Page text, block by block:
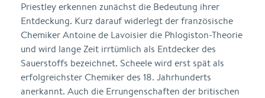
Priestley erkennen zunächst die Bedeutung ihrer
Entdeckung. Kurz darauf widerlegt der französische
Chemiker Antoine de Lavoisier die Phlogiston-Theorie
und wird lange Zeit irrtümlich als Entdecker des
Sauerstoffs bezeichnet. Scheele wird erst spät als
erfolgreichster Chemiker des 18. Jahrhunderts
anerkannt. Auch die Errungenschaften der britischen